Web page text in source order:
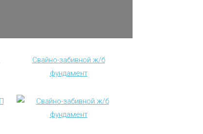
Свайно-забивной ж/б
фундамент